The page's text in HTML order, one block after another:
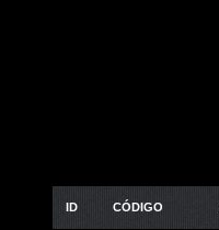
ID CÓDIGO